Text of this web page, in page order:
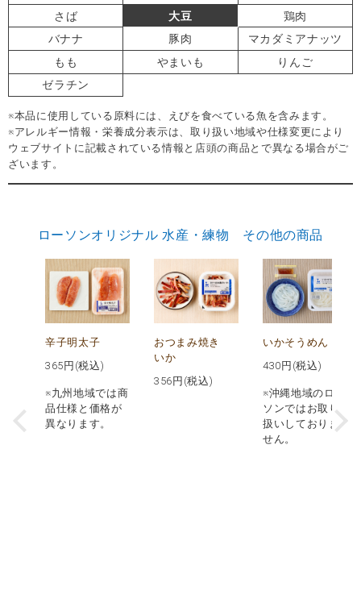
さば
大豆
鶏肉
バナナ
豚肉
マカダミアナッツ
もも
やまいも
りんご
ゼラチン
※本品に使用している原料には、えびを食べている魚を含みます。
※アレルギー情報・栄養成分表示は、取り扱い地域や仕様変更により
ウェブサイトに記載されている情報と店頭の商品とで異なる場合がご
ざいます。
ローソンオリジナル 水産・練物 その他の商品
辛子明太子
365 円(税込)
※九州地域では商
品仕様と価格が
異なります。
おつまみ焼き
いか
356 円(税込)
いかそうめん
430 円(税込)
※沖縄地域のロー
ソンではお取り
扱いしておりま
せん。